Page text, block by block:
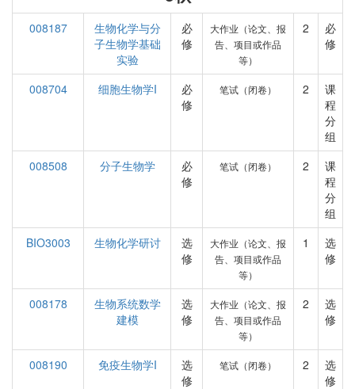
008187
生物化学与分
子生物学基础
实验
必
修
大作业（论文、报
告、项目或作品
等）
2
必
修
008704 细胞生物学I
必
修
笔试（闭卷） 2
课
程
分
组
008508
分子生物学
必
修
笔试（闭卷） 2
课
程
分
组
BIO3003
生物化学研讨
选
修
大作业（论文、报
告、项目或作品
等）
1
选
修
008178
生物系统数学
建模
选
修
大作业（论文、报
告、项目或作品
等）
2
选
修
008190 免疫生物学I
选
修
笔试（闭卷） 2
选
修